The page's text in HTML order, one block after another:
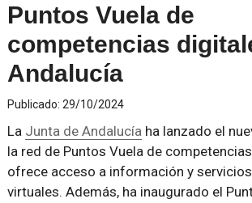
Puntos Vuela de
competencias
Andalucía
Publicado: 29/10/2024
La Junta de Andalucíaha lanzado el
la red de Puntos Vuela de
ofrece acceso a información y
virtuales. Además, ha inaugurado el